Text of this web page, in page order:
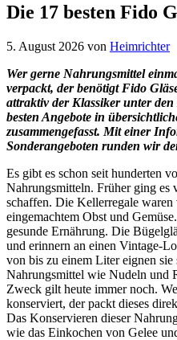
Die 17 besten Fido
5. August 2026 von Heimrichter
Wer gerne Nahrungsmittel
verpackt, der benötigt Fido
attraktiv der Klassiker unter
besten Angebote in
zusammengefasst. Mit einer
Sonderangeboten runden wir
Es gibt es schon seit hunderten
Nahrungsmitteln. Früher ging es
schaffen. Die Kellerregale
eingemachtem Obst und
gesunde Ernährung. Die
und erinnern an einen Vintage-
von bis zu einem Liter eignen
Nahrungsmittel wie Nudeln und
Zweck gilt heute immer noch.
konserviert, der packt dieses
Das Konservieren dieser
wie das Einkochen von Gelee